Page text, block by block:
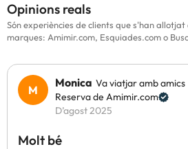
Opinions reals
Són experiències de clients que s'han
marques: Amimir.com, Esquiades.com o
Monica Va viatjar amb amics
Reserva de Amimir.com
D’agost 2025
Molt bé